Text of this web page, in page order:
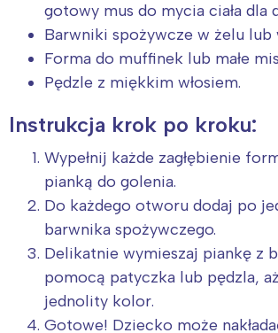
gotowy mus do mycia ciała dla
Barwniki spożywcze w żelu lub
Forma do muffinek lub małe
Pędzle z miękkim włosiem.
Instrukcja krok po kroku:
Wypełnij każde zagłębienie
pianką do golenia.
Do każdego otworu dodaj po
barwnika spożywczego.
Delikatnie wymieszaj piankę z
pomocą patyczka lub pędzla,
jednolity kolor.
Gotowe! Dziecko może